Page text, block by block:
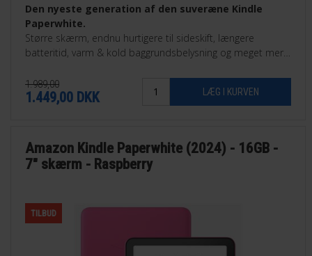
Den nyeste generation af den suveræne Kindle
Paperwhite.
Større skærm, endnu hurtigere til sideskift, længere
batteritid, varm & kold baggrundsbelysning og meget mere.
1.989,00
1.449,00 DKK
Amazon Kindle Paperwhite (2024) - 16GB -
7" skærm - Raspberry
TILBUD